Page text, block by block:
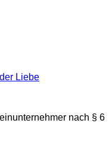
Liebe
nach § 6